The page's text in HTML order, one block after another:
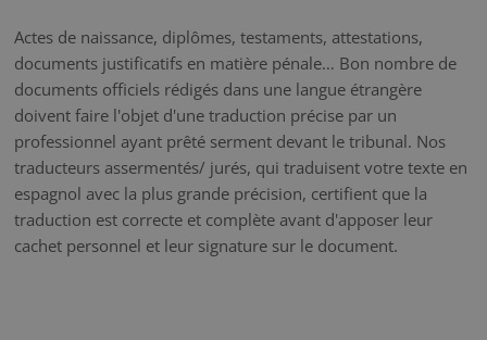
Actes de naissance, diplômes, testaments, attestations,
documents justificatifs en matière pénale… Bon nombre de
documents officiels rédigés dans une langue étrangère
doivent faire l'objet d'une traduction précise par un
professionnel ayant prêté serment devant le tribunal. Nos
traducteurs assermentés/ jurés, qui traduisent votre texte en
espagnol avec la plus grande précision, certifient que la
traduction est correcte et complète avant d'apposer leur
cachet personnel et leur signature sur le document.